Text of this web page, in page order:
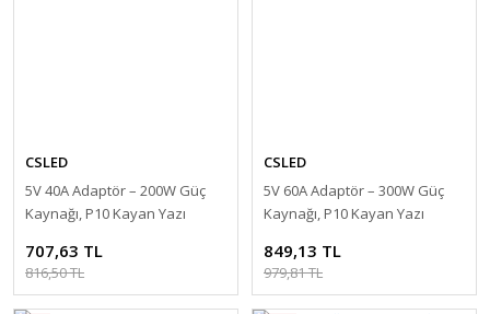
CSLED
5V 40A Adaptör – 200W Güç
Kaynağı, P10 Kayan Yazı
707,63 TL
816,50 TL
CSLED
5V 60A Adaptör – 300W Güç
Kaynağı, P10 Kayan Yazı
Trafo
849,13 TL
979,81 TL